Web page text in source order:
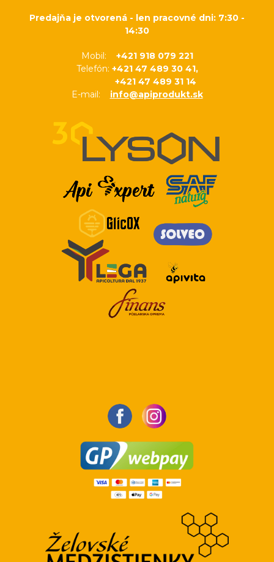
Predajňa je otvorená - len pracovné dni: 7:30 -
14:30
Mobil: +421 918 079 221
Telefón: +421 47 489 30 41,
+421 47 489 31 14
E-mail: info@apiprodukt.sk